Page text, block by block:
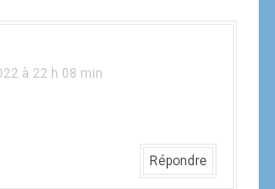
à 22 h 08 min
Répondre